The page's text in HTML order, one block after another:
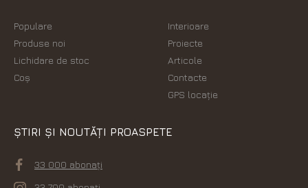
Populare
Produse noi
Lichidare de stoc
Coș
Interioare
Proiecte
Articole
Contacte
GPS locație
ȘTIRI ȘI NOUTĂȚI PROASPETE
33 000 abonați